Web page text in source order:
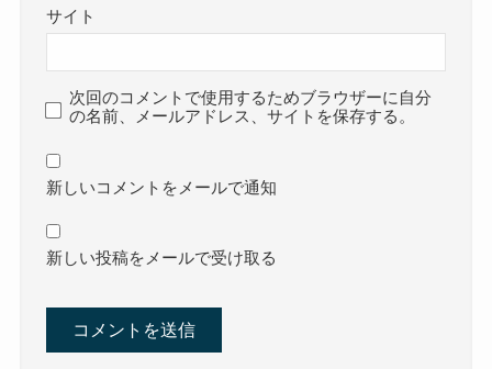
サイト
次回のコメントで使用するためブラウザーに自分
の名前、メールアドレス、サイトを保存する。
新しいコメントをメールで通知
新しい投稿をメールで受け取る